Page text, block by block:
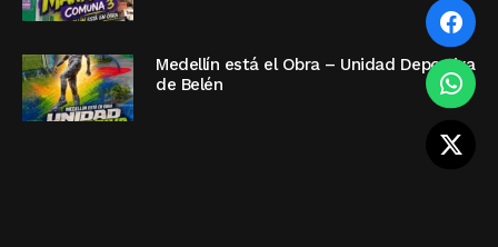
Medellín está el Obra – Unidad Deportiva
de Belén